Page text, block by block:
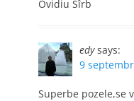
Ovidiu Sîrb
edy says:
9
Superbe pozele,se